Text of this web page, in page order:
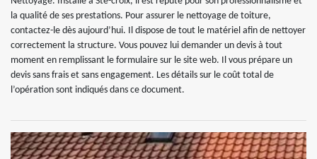
la qualité de ses prestations. Pour assurer le nettoyage de toiture,
contactez-le dès aujourd’hui. Il dispose de tout le matériel afin de nettoyer
correctement la structure. Vous pouvez lui demander un devis à tout
moment en remplissant le formulaire sur le site web. Il vous prépare un
devis sans frais et sans engagement. Les détails sur le coût total de
l’opération sont indiqués dans ce document.